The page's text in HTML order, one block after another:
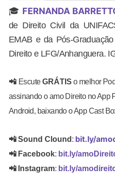
🎓 FERNANDA
de Direito Civil da
EMAB e da Pós-
Direito e LFG/Anhanguera.
📲 EscuteGRÁTIS o melhor
assinando o amo Direito no App
Android, baixando o App Cast
📲 Sound Clound : bit.ly/
📲 Facebook: bit.ly/
📲 Instagram: bit.ly/